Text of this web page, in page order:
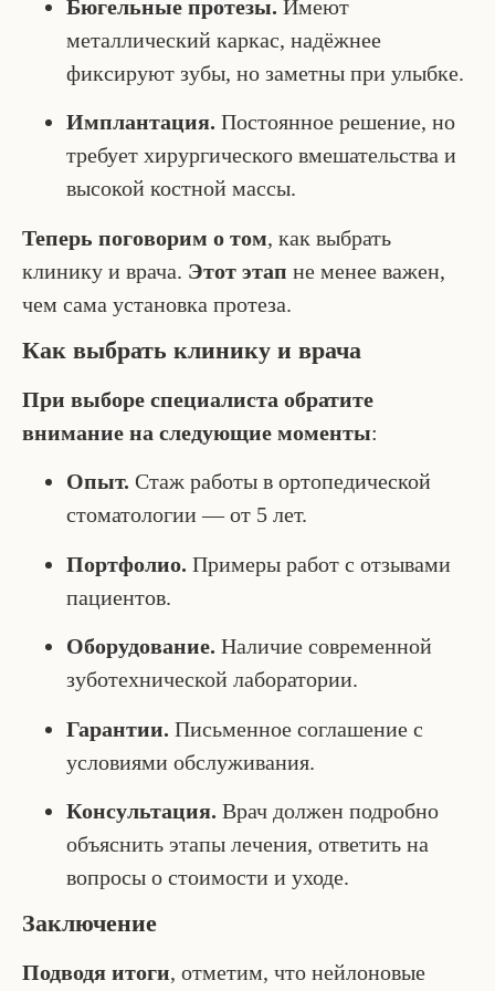
Бюгельные протезы. Имеют
металлический каркас, надёжнее
фиксируют зубы, но заметны при улыбке.
Имплантация. Постоянное решение, но
требует хирургического вмешательства и
высокой костной массы.
Теперь поговорим о том, как выбрать
клинику и врача. Этот этап не менее важен,
чем сама установка протеза.
Как выбрать клинику и врача
При выборе специалиста обратите
внимание на следующие моменты:
Опыт. Стаж работы в ортопедической
стоматологии — от 5 лет.
Портфолио. Примеры работ с отзывами
пациентов.
Оборудование. Наличие современной
зуботехнической лаборатории.
Гарантии. Письменное соглашение с
условиями обслуживания.
Консультация. Врач должен подробно
объяснить этапы лечения, ответить на
вопросы о стоимости и уходе.
Заключение
Подводя итоги, отметим, что нейлоновые